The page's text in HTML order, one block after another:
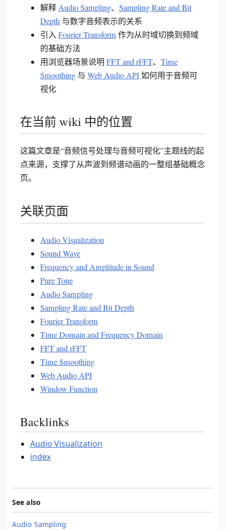
解释Audio Sampling、 Sampling Rate and Bit
Depth 与数字音频表示的关系
引入Fourier Transform作为从时域切换到频域
的基础方法
用浏览器场景说明 FFT and rFFT、 Time
Smoothing 与 Web Audio API如何用于音频可
视化
在当前 wiki 中的位置
这篇文章是“音频信号处理与音频可视化”主题线的起
点来源，支撑了从声波到频谱动画的一整组基础概念
页。
关联页面
Audio Visualization
Sound Wave
Frequency and Amplitude in Sound
Pure Tone
Audio Sampling
Sampling Rate and Bit Depth
Fourier Transform
Time Domain and Frequency Domain
FFT and rFFT
Time Smoothing
Web Audio API
Window Function
Backlinks
Audio Visualization
index
See also
Audio Sampling